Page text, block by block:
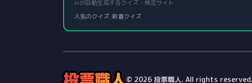
AIが自動生成するクイズ・検定サイト
人気のクイズ|新着クイズ
© 2026 投票職人. All rights reserved.